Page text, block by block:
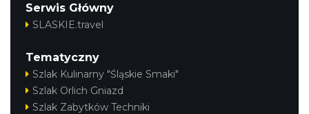
Rabsztyn
15.57 km
Serwis Główny
SLASKIE.travel
Tematyczny
Szlak Kulinarny "Śląskie Smaki"
Szlak Orlich Gniazd
Szlak Zabytków Techniki